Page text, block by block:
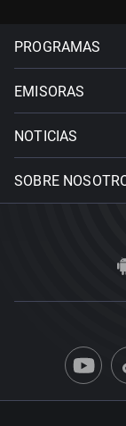
PROGRAMAS
EMISORAS
NOTICIAS
SOBRE